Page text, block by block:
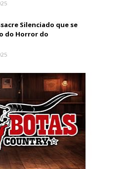
Silenciado que se
do Horror do